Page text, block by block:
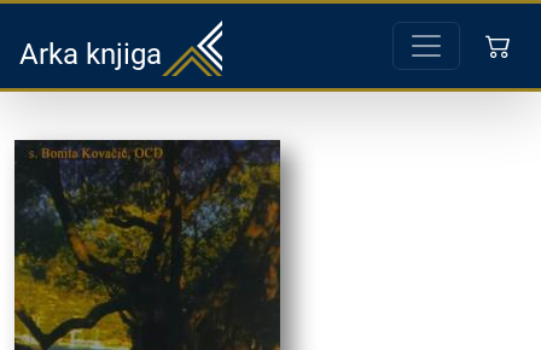
Arka knjiga